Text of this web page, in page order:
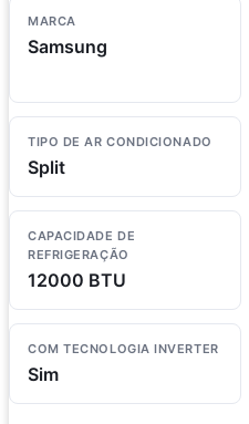
MARCA
Samsung
TIPO DE AR CONDICIONADO
Split
CAPACIDADE DE
REFRIGERAÇÃO
12000 BTU
COM TECNOLOGIA INVERTER
Sim